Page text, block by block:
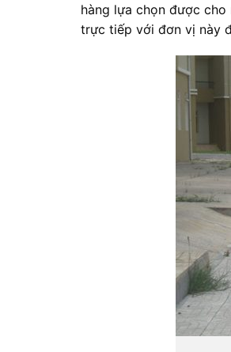
hàng lựa chọn được cho
trực tiếp với đơn vị này